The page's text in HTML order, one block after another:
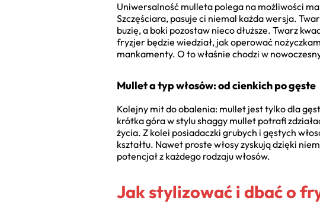
Uniwersalność mulleta polega na możliwości
Szczęściara, pasuje ci niemal każda wersja.
buzię, a boki pozostaw nieco dłuższe. Twarz
fryzjer będzie wiedział, jak operować
mankamenty. O to właśnie chodzi w
Mullet a typ włosów: od cienkich po gęste
Kolejny mit do obalenia: mullet jest tylko dla
krótka góra w stylu shaggy mullet potrafi
życia. Z kolei posiadaczki grubych i gęstych
kształtu. Nawet proste włosy zyskują dzięki
potencjał z każdego rodzaju włosów.
Jak stylizować i dbać o